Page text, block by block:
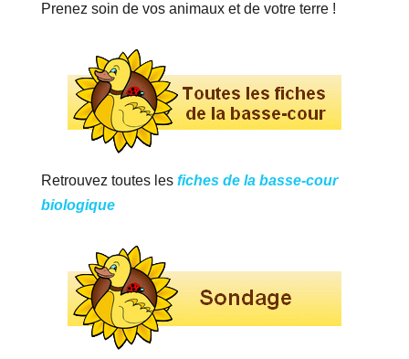
Prenez soin de vos animaux et de votre terre !
Retrouvez toutes les fiches de la basse-cour
biologique